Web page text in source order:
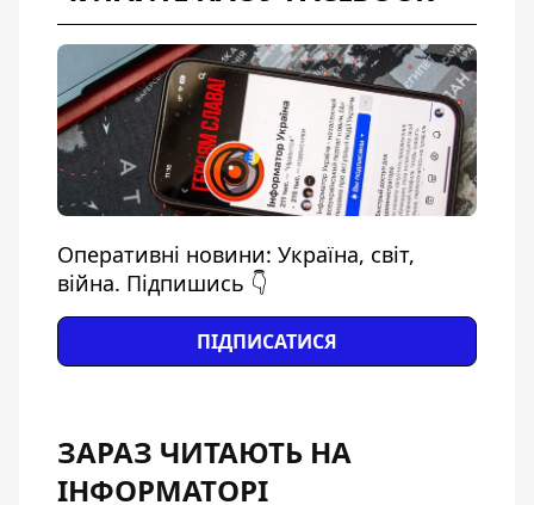
Оперативні новини: Україна, світ,
війна. Підпишись 👇
ПІДПИСАТИСЯ
ЗАРАЗ ЧИТАЮТЬ НА
ІНФОРМАТОРІ